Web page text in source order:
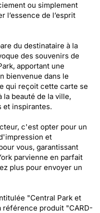
ou simplement
l’essence de l’esprit
du destinataire à la
des souvenirs de
apportant une
bienvenue dans le
qui reçoit cette carte se
la beauté de la ville,
et inspirantes.
c'est opter pour un
et
vous, garantissant
parvienne en parfait
plus pour envoyer un
"Central Park et
référence produit "CARD-